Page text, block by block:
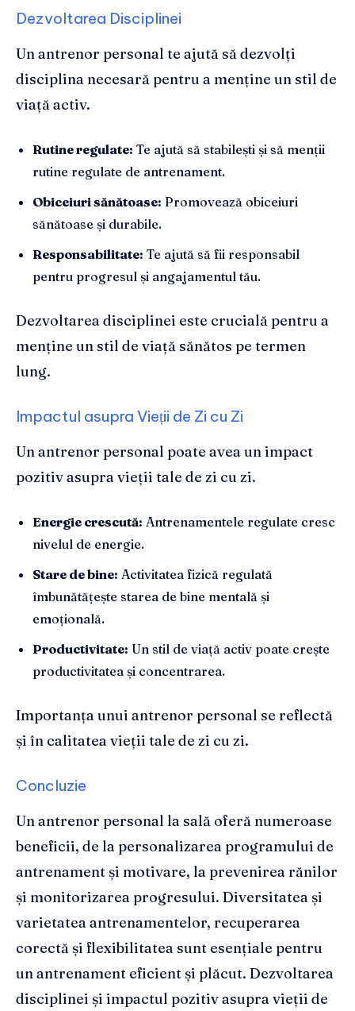
Dezvoltarea Disciplinei
Un antrenor personal te ajută să dezvolți
disciplina necesară pentru a menține un stil de
viață activ.
Rutine regulate: Te ajută să stabilești și să menții
rutine regulate de antrenament.
Obiceiuri sănătoase: Promovează obiceiuri
sănătoase și durabile.
Responsabilitate: Te ajută să fii responsabil
pentru progresul și angajamentul tău.
Dezvoltarea disciplinei este crucială pentru a
menține un stil de viață sănătos pe termen
lung.
Impactul asupra Vieții de Zi cu Zi
Un antrenor personal poate avea un impact
pozitiv asupra vieții tale de zi cu zi.
Energie crescută: Antrenamentele regulate cresc
nivelul de energie.
Stare de bine: Activitatea fizică regulată
îmbunătățește starea de bine mentală și
emoțională.
Productivitate: Un stil de viață activ poate crește
productivitatea și concentrarea.
Importanța unui antrenor personal se reflectă
și în calitatea vieții tale de zi cu zi.
Concluzie
Un antrenor personal la sală oferă numeroase
beneficii, de la personalizarea programului de
antrenament și motivare, la prevenirea rănilor
și monitorizarea progresului. Diversitatea și
varietatea antrenamentelor, recuperarea
corectă și flexibilitatea sunt esențiale pentru
un antrenament eficient și plăcut. Dezvoltarea
disciplinei și impactul pozitiv asupra vieții de